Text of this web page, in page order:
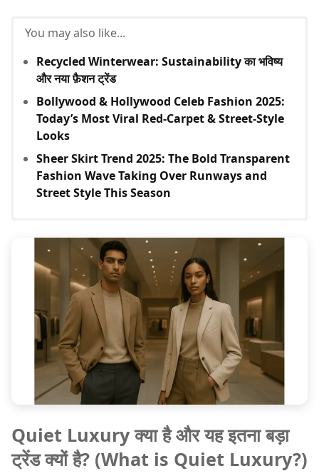
You may also like...
Recycled Winterwear: Sustainability का भविष्य
और नया फ़ैशन ट्रेंड
Bollywood & Hollywood Celeb Fashion 2025:
Today’s Most Viral Red-Carpet & Street-Style
Looks
Sheer Skirt Trend 2025: The Bold Transparent
Fashion Wave Taking Over Runways and
Street Style This Season
Quiet Luxury क्या है और यह इतना बड़ा
ट्रेंड क्यों है? (What is Quiet Luxury?)